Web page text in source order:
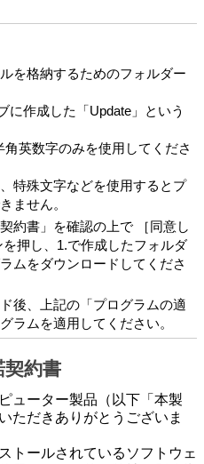
を格納するためのフォルダー
に作成した「Update」という
英数字のみを使用してくださ
特殊文字などを使用するとプ
ません。
約書」を確認の上で ［同意し
押し、1.で作成したフォルダ
ムをダウンロードしてくださ
後、上記の「プログラムの適
ラムを適用してください。
約書
ューター製品（以下「本製
ただきありがとうございま
トールされているソフトウェ